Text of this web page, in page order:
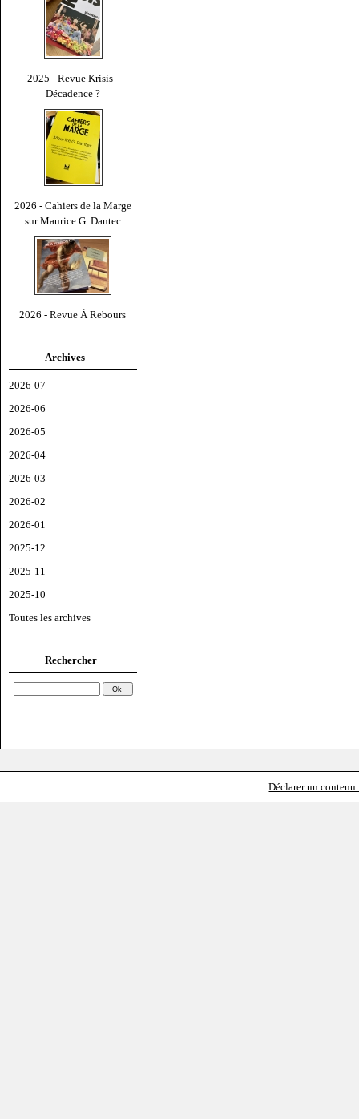
2025 - Revue Krisis -
Décadence ?
2026 - Cahiers de la Marge
sur Maurice G. Dantec
2026 - Revue À Rebours
Archives
2026-07
2026-06
2026-05
2026-04
2026-03
2026-02
2026-01
2025-12
2025-11
2025-10
Toutes les archives
Rechercher
Déclarer un